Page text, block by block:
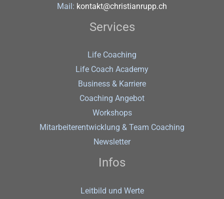
Mail: kontakt@christianrupp.ch
Services
Life Coaching
Life Coach Academy
Business & Karriere
Coaching Angebot
Workshops
Mitarbeiterentwicklung & Team Coaching
Newsletter
Infos
Leitbild und Werte